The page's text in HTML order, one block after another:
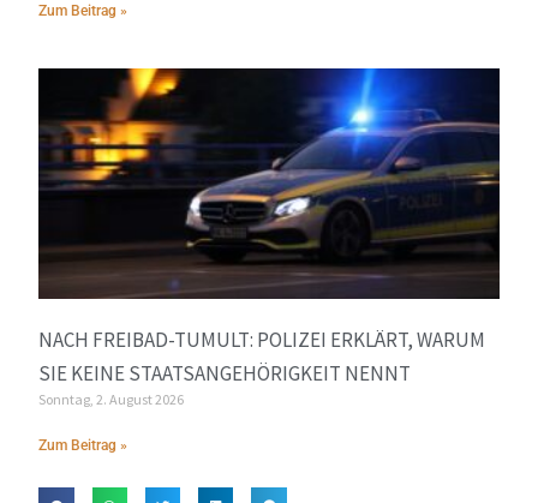
Zum Beitrag »
NACH FREIBAD-TUMULT: POLIZEI ERKLÄRT, WARUM
SIE KEINE STAATSANGEHÖRIGKEIT NENNT
Sonntag, 2. August 2026
Zum Beitrag »